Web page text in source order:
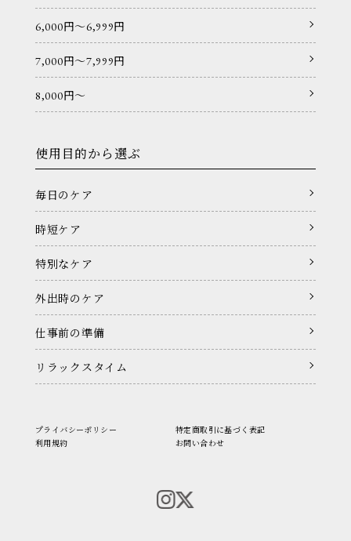
6,000円〜6,999円
7,000円〜7,999円
8,000円〜
使用目的から選ぶ
毎日のケア
時短ケア
特別なケア
外出時のケア
仕事前の準備
リラックスタイム
プライバシーポリシー
特定商取引に基づく表記
利用規約
お問い合わせ